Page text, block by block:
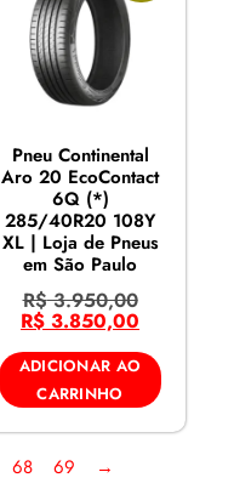
Pneu Continental
Aro 20 EcoContact
6Q (*)
285/40R20 108Y
XL | Loja de Pneus
em São Paulo
R$3.950,00
R$ 3.850,00
ADICIONAR AO
CARRINHO
68 69 →